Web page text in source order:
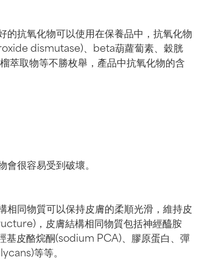
抗氧化物可以使用在保養品中，抗氧化物
dismutase)、beta葫蘿蔔素、穀胱
取物等不勝枚舉，產品中抗氧化物的含
會很容易受到破壞。
同物質可以保持皮膚的柔順光滑，維持皮
，皮膚結構相同物質包括神經醯胺
基皮酪烷酮(sodium PCA)、膠原蛋白、彈
等等。